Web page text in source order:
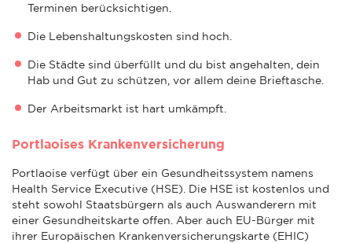
Terminen berücksichtigen.
Die Lebenshaltungskosten sind hoch.
Die Städte sind überfüllt und du bist angehalten, dein
Hab und Gut zu schützen, vor allem deine Brieftasche.
Der Arbeitsmarkt ist hart umkämpft.
Portlaoises Krankenversicherung
Portlaoise verfügt über ein Gesundheitssystem namens
Health Service Executive (HSE). Die HSE ist kostenlos und
steht sowohl Staatsbürgern als auch Auswanderern mit
einer Gesundheitskarte offen. Aber auch EU-Bürger mit
ihrer Europäischen Krankenversicherungskarte (EHIC)